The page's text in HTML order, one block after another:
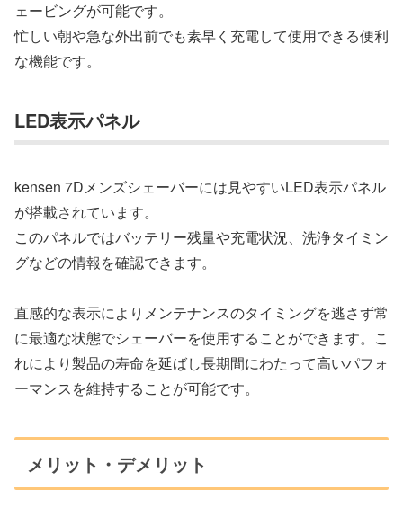
ェービングが可能です。
忙しい朝や急な外出前でも素早く充電して使用できる便利
な機能です。
LED表示パネル
kensen 7Dメンズシェーバーには見やすいLED表示パネル
が搭載されています。
このパネルではバッテリー残量や充電状況、洗浄タイミン
グなどの情報を確認できます。
直感的な表示によりメンテナンスのタイミングを逃さず常
に最適な状態でシェーバーを使用することができます。こ
れにより製品の寿命を延ばし長期間にわたって高いパフォ
ーマンスを維持することが可能です。
メリット・デメリット